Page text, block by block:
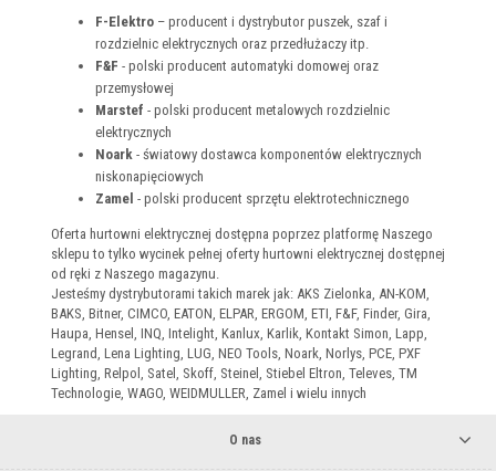
F-Elektro – producent i dystrybutor puszek, szaf i
rozdzielnic elektrycznych oraz przedłużaczy itp.
F&F - polski producent automatyki domowej oraz
przemysłowej
Marstef - polski producent metalowych rozdzielnic
elektrycznych
Noark - światowy dostawca komponentów elektrycznych
niskonapięciowych
Zamel - polski producent sprzętu elektrotechnicznego
Oferta hurtowni elektrycznej dostępna poprzez platformę Naszego
sklepu to tylko wycinek pełnej oferty hurtowni elektrycznej dostępnej
od ręki z Naszego magazynu.
Jesteśmy dystrybutorami takich marek jak: AKS Zielonka, AN-KOM,
BAKS, Bitner, CIMCO, EATON, ELPAR, ERGOM, ETI, F&F, Finder, Gira,
Haupa, Hensel, INQ, Intelight, Kanlux, Karlik, Kontakt Simon, Lapp,
Legrand, Lena Lighting, LUG, NEO Tools, Noark, Norlys, PCE, PXF
Lighting, Relpol, Satel, Skoff, Steinel, Stiebel Eltron, Televes, TM
Technologie, WAGO, WEIDMULLER, Zamel i wielu innych
O nas